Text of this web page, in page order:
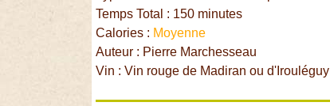
Temps Total : 150 minutes
Calories : Moyenne
Auteur : Pierre Marchesseau
Vin : Vin rouge de Madiran ou d'Irouléguy